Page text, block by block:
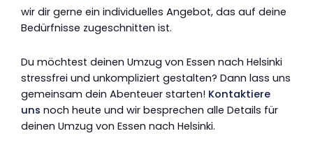
wir dir gerne ein individuelles Angebot, das auf deine
Bedürfnisse zugeschnitten ist.
Du möchtest deinen Umzug von Essen nach Helsinki
stressfrei und unkompliziert gestalten? Dann lass uns
gemeinsam dein Abenteuer starten! Kontaktiere
uns noch heute und wir besprechen alle Details für
deinen Umzug von Essen nach Helsinki.